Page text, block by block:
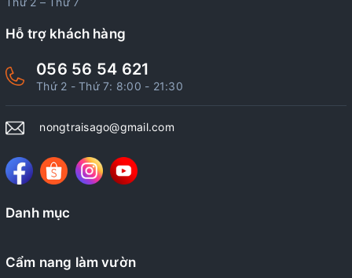
Hỗ trợ khách hàng
056 56 54 621
Thứ 2 - Thứ 7: 8:00 - 21:30
nongtraisago@gmail.com
Danh mục
Cẩm nang làm vườn